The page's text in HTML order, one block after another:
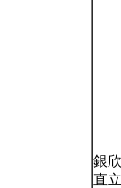
銀
直